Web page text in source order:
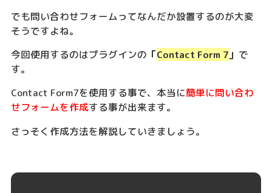
でも問い合わせフォームってなんだか設置するのが大変
そうですよね。
今回使用するのはプラグインの 「Contact Form 7 」 で
す。
Contact Form7を使用する事で、本当に簡単に問い合わ
せフォームを作成する事が出来ます。
さっそく作成方法を解説していきましょう。